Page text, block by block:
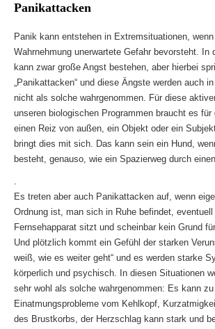
Panikattacken
Panik kann entstehen in Extremsituationen,
Wahrnehmung unerwartete Gefahr bevorsteht. In
kann zwar große Angst bestehen, aber hierbei
„Panikattacken“ und diese Ängste werden auch
nicht als solche wahrgenommen. Für diese
unseren biologischen Programmen braucht es für
einen Reiz von außen, ein Objekt oder ein
bringt dies mit sich. Das kann sein ein Hund,
besteht, genauso, wie ein Spazierweg durch
.
Es treten aber auch Panikattacken auf, wenn
Ordnung ist, man sich in Ruhe befindet,
Fernsehapparat sitzt und scheinbar kein Grund
Und plötzlich kommt ein Gefühl der starken
weiß, wie es weiter geht“ und es werden starke
körperlich und psychisch. In diesen Situationen
sehr wohl als solche wahrgenommen: Es kann
Einatmungsprobleme vom Kehlkopf,
des Brustkorbs, der Herzschlag kann stark und